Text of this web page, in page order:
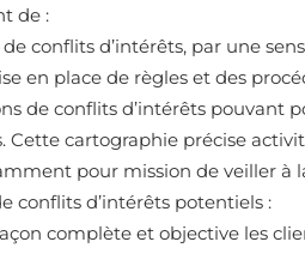
de :
de conflits d’intérêts, par une
en place de règles et des
de conflits d’intérêts pouvant
Cette cartographie précise
pour mission de veiller à
conflits d’intérêts potentiels :
complète et objective les